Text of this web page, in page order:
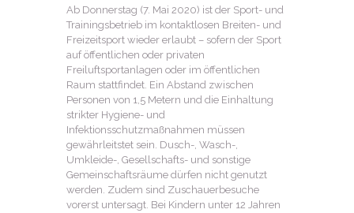
Ab Donnerstag (7. Mai 2020) ist der Sport- und
Trainingsbetrieb im kontaktlosen Breiten- und
Freizeitsport wieder erlaubt – sofern der Sport
auf öffentlichen oder privaten
Freiluftsportanlagen oder im öffentlichen
Raum stattfindet. Ein Abstand zwischen
Personen von 1,5 Metern und die Einhaltung
strikter Hygiene- und
Infektionsschutzmaßnahmen müssen
gewährleitstet sein. Dusch-, Wasch-,
Umkleide-, Gesellschafts- und sonstige
Gemeinschaftsräume dürfen nicht genutzt
werden. Zudem sind Zuschauerbesuche
vorerst untersagt. Bei Kindern unter 12 Jahren